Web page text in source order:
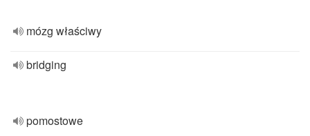
mózg właściwy
bridging
pomostowe